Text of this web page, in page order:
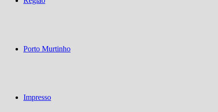
Porto Murtinho
Impresso